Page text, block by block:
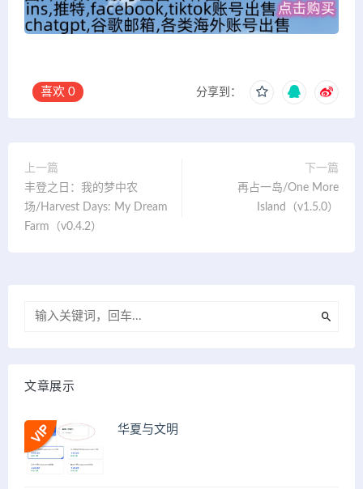
喜欢 0 分享到：
上一篇
丰登之日：我的梦中农
场/Harvest Days: My Dream
Farm（v0.4.2）
下一篇
再占一岛/One More
Island（v1.5.0）
文章展示
华夏与文明